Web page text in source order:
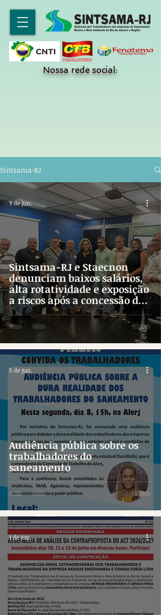
Nossa rede social:
Sintsama-RJ
Sintsama-RJ e Staecnon
denunciam baixos salários,
alta rotatividade e exposição
a riscos após a concessão dos
serviços
9 de jun.
Audiência pública sobre os
trabalhadores do
saneamento
5 de jun.
1 de jun.